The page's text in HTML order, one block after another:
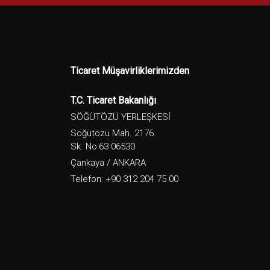
Ticaret Müşavirliklerimizden
T.C. Ticaret Bakanlığı
SÖĞÜTÖZÜ YERLEŞKESİ
Söğütözü Mah. 2176.
Sk. No:63 06530
Çankaya / ANKARA
Telefon: +90 312 204 75 00